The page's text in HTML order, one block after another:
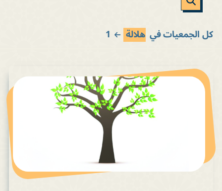
كل الجمعيات في هلالة 1